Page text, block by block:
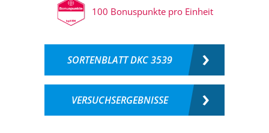
100 Bonuspunkte pro Einheit
SORTENBLATT DKC 3539
VERSUCHSERGEBNISSE